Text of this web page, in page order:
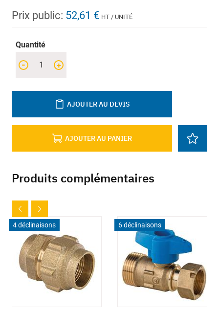
Prix public: 52,61 € HT / UNITÉ
Quantité
+
-
AJOUTER AU PANIER
AJOUTER AU DEVIS
Produits complémentaires
4 déclinaisons 6 déclinaisons